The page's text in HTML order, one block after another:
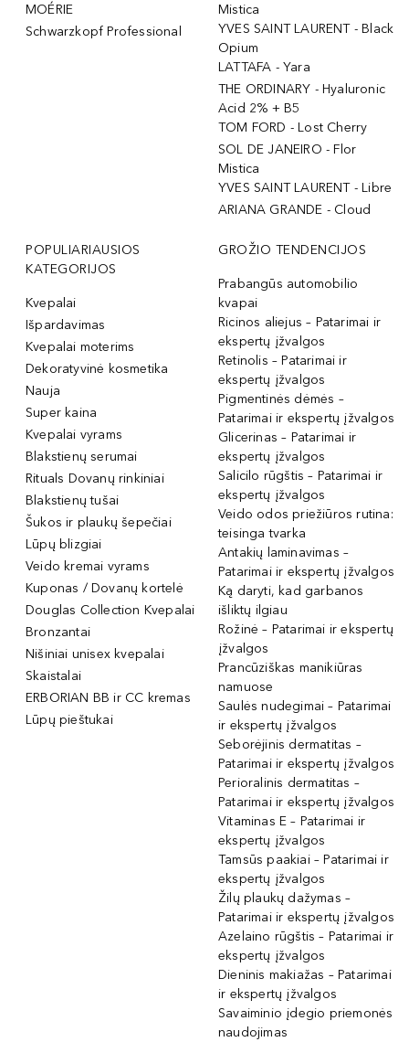
MOÉRIE
Schwarzkopf Professional
Mistica
YVES SAINT LAURENT - Black
Opium
LATTAFA - Yara
THE ORDINARY - Hyaluronic
Acid 2% + B5
TOM FORD - Lost Cherry
SOL DE JANEIRO - Flor
Mistica
YVES SAINT LAURENT - Libre
ARIANA GRANDE - Cloud
POPULIARIAUSIOS
KATEGORIJOS
Kvepalai
Išpardavimas
Kvepalai moterims
Dekoratyvinė kosmetika
Nauja
Super kaina
Kvepalai vyrams
Blakstienų serumai
Rituals Dovanų rinkiniai
Blakstienų tušai
Šukos ir plaukų šepečiai
Lūpų blizgiai
Veido kremai vyrams
Kuponas / Dovanų kortelė
Douglas Collection Kvepalai
Bronzantai
Nišiniai unisex kvepalai
Skaistalai
ERBORIAN BB ir CC kremas
Lūpų pieštukai
GROŽIO TENDENCIJOS
Prabangūs automobilio
kvapai
Ricinos aliejus – Patarimai ir
ekspertų įžvalgos
Retinolis – Patarimai ir
ekspertų įžvalgos
Pigmentinės dėmės –
Patarimai ir ekspertų įžvalgos
Glicerinas – Patarimai ir
ekspertų įžvalgos
Salicilo rūgštis – Patarimai ir
ekspertų įžvalgos
Veido odos priežiūros rutina:
teisinga tvarka
Antakių laminavimas –
Patarimai ir ekspertų įžvalgos
Ką daryti, kad garbanos
išliktų ilgiau
Rožinė – Patarimai ir ekspertų
įžvalgos
Prancūziškas manikiūras
namuose
Saulės nudegimai – Patarimai
ir ekspertų įžvalgos
Seborėjinis dermatitas –
Patarimai ir ekspertų įžvalgos
Perioralinis dermatitas –
Patarimai ir ekspertų įžvalgos
Vitaminas E – Patarimai ir
ekspertų įžvalgos
Tamsūs paakiai – Patarimai ir
ekspertų įžvalgos
Žilų plaukų dažymas –
Patarimai ir ekspertų įžvalgos
Azelaino rūgštis – Patarimai ir
ekspertų įžvalgos
Dieninis makiažas – Patarimai
ir ekspertų įžvalgos
Savaiminio įdegio priemonės
naudojimas